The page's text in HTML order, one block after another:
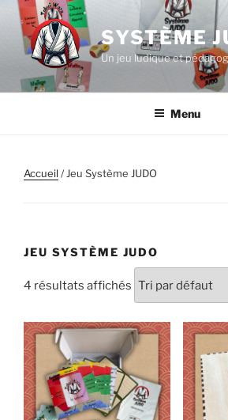
Aller
contenu
principal
SYSTÈME
Un jeu ludique et
Menu
Accueil/ Jeu Système JUDO
JEU SYSTÈME JUDO
4 résultats affichés